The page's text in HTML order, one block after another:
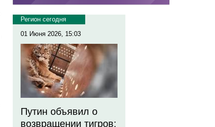
Регион сегодня
01 Июня 2026, 15:03
Путин объявил о
возвращении тигров: